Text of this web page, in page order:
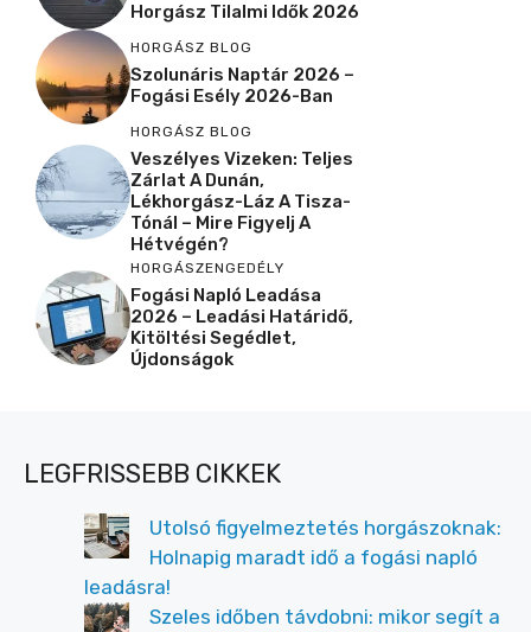
Horgász Tilalmi Idők 2026
HORGÁSZ BLOG
Szolunáris Naptár 2026 –
Fogási Esély 2026-Ban
HORGÁSZ BLOG
Veszélyes Vizeken: Teljes
Zárlat A Dunán,
Lékhorgász-Láz A Tisza-
Tónál – Mire Figyelj A
Hétvégén?
HORGÁSZENGEDÉLY
Fogási Napló Leadása
2026 – Leadási Határidő,
Kitöltési Segédlet,
Újdonságok
LEGFRISSEBB CIKKEK
Utolsó figyelmeztetés horgászoknak:
Holnapig maradt idő a fogási napló
leadásra!
Szeles időben távdobni: mikor segít a